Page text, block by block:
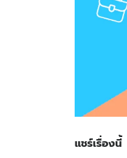
แชร์เรื่องนี้